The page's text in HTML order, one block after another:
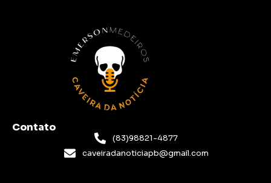
Contato
(83)98821-4877
caveiradanoticiapb@gmail.com